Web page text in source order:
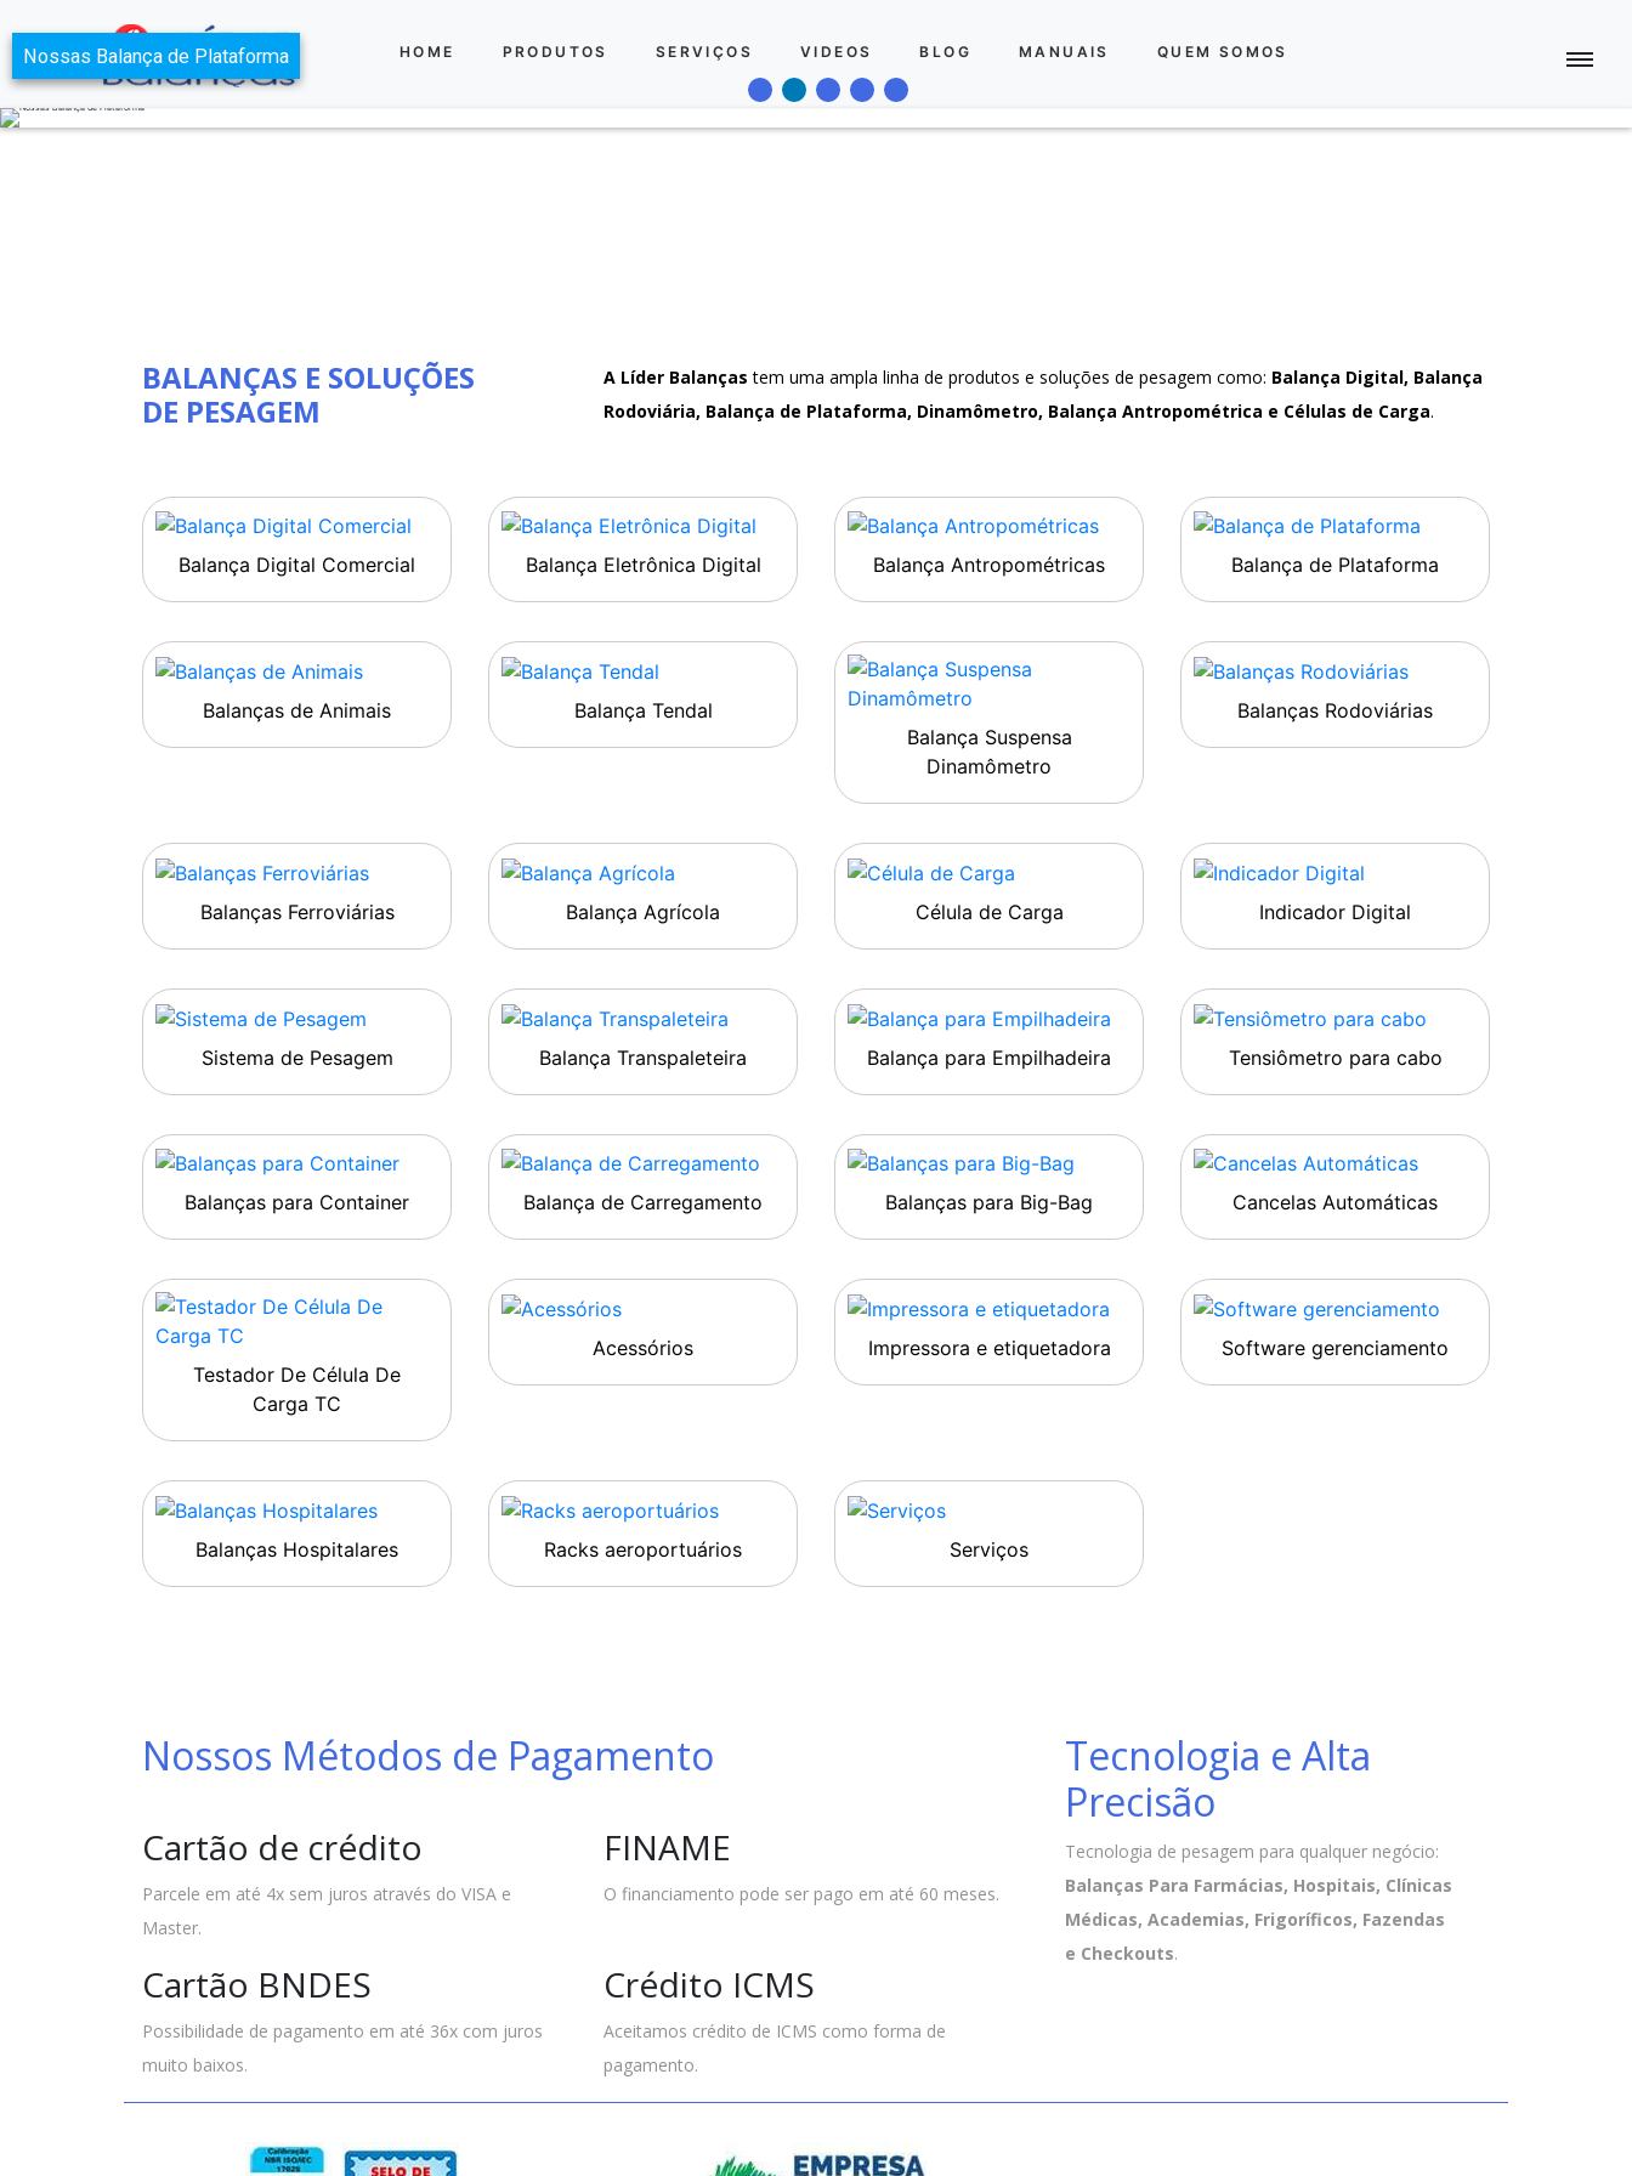
HOME PRODUTOS SERVIÇOS VIDEOS BLOG MANUAIS QUEM SOMOS
Nossas Balança de Plataforma
BALANÇAS E SOLUÇÕES
DE PESAGEM
A Líder Balanças tem uma ampla linha de produtos e soluções de pesagem como: Balança Digital, Balança
Rodoviária, Balança de Plataforma, Dinamômetro, Balança Antropométrica e Células de Carga.
Balança Digital Comercial Balança Eletrônica Digital Balança Antropométricas Balança de Plataforma
Balanças de Animais
Balança Tendal
Balança Suspensa
Dinamômetro
Balanças Rodoviárias
Balanças Ferroviárias Balança Agrícola Célula de Carga Indicador Digital
Sistema de Pesagem Balança Transpaleteira Balança para Empilhadeira Tensiômetro para cabo
Balanças para Container Balança de Carregamento Balanças para Big-Bag Cancelas Automáticas
Testador De Célula De
Carga TC
Acessórios Impressora e etiquetadora Software gerenciamento
Balanças Hospitalares Racks aeroportuários Serviços
Nossos Métodos de Pagamento
Cartão de crédito
Parcele em até 4x sem juros através do VISA e
Master.
FINAME
O financiamento pode ser pago em até 60 meses.
Cartão BNDES
Possibilidade de pagamento em até 36x com juros
muito baixos.
Crédito ICMS
Aceitamos crédito de ICMS como forma de
pagamento.
Tecnologia e Alta
Precisão
Tecnologia de pesagem para qualquer negócio:
Balanças Para Farmácias, Hospitais, Clínicas
Médicas, Academias, Frigoríficos, Fazendas
e Checkouts.